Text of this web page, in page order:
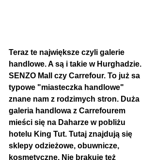
Teraz te największe czyli galerie
handlowe. A są i takie w Hurghadzie.
SENZO Mall czy Carrefour. To już sa
typowe "miasteczka handlowe"
znane nam z rodzimych stron. Duża
galeria handlowa z Carrefourem
mieści się na Daharze w pobliżu
hotelu King Tut. Tutaj znajdują się
sklepy odzieżowe, obuwnicze,
kosmetyczne. Nie brakuje też